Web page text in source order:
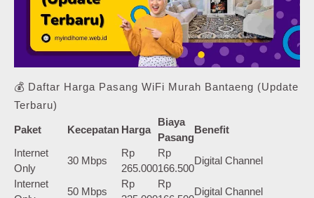
💰 Daftar Harga Pasang WiFi Murah Bantaeng (Update
Terbaru)
Paket Kecepatan Harga
Biaya
Pasang
Benefit
Internet
Only
30 Mbps
Rp
265.000
Rp
166.500
Digital Channel
Internet
50 Mbps
Rp
Rp
Digital Channel